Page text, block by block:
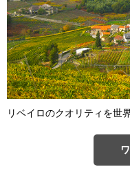
リベイロのクオリティを世